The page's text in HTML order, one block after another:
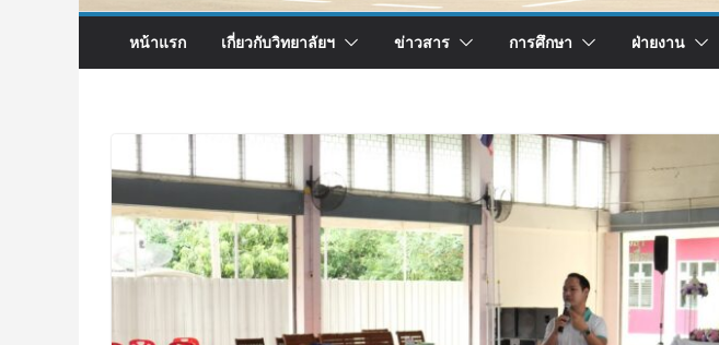
หน้าแรก เกี่ยวกับวิทยาลัยฯ ข่าวสาร การศึกษา ฝ่ายงาน